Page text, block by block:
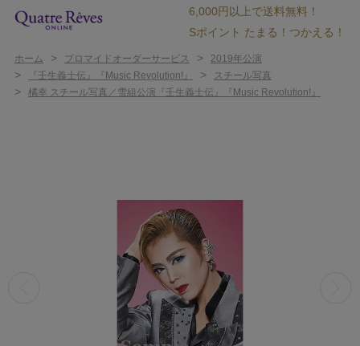
6,000円以上で送料無料！
Sポイント たまる！つかえる！
ホーム > ブロマイドオーダーサービス > 2019年公演
> 『壬生義士伝』『Music Revolution!』 > スチール写真
> 橘幸 スチール写真／雪組公演『壬生義士伝』『Music Revolution!』